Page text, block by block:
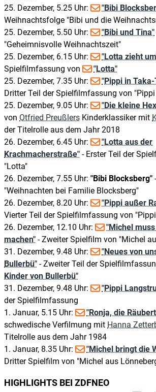
25. Dezember, 5.25 Uhr:
"Bibi
Weihnachtsfolge "Bibi und die
25. Dezember, 5.50 Uhr:
"Bibi und Tina"
"Geheimnisvolle Weihnachtszeit"
25. Dezember, 6.15 Uhr:
"Lotta zieht
Spielfilmfassung von
"Lotta"
25. Dezember, 7.35 Uhr:
"Pippi in
Dritter Teil der Spielfilmfassung von
25. Dezember, 9.05 Uhr:
"Die kleine
von Otfried Preußlers Kinderklassiker mit
der Titelrolle aus dem Jahr 2018
26. Dezember, 6.45 Uhr:
"Lotta aus der
Krachmacherstraße" - Erster Teil der
"Lotta"
26. Dezember, 7.55 Uhr: "Bibi Blocksberg"
"Weihnachten bei Familie Blocksberg"
26. Dezember, 8.20 Uhr:
"Pippi außer
Vierter Teil der Spielfilmfassung von
26. Dezember, 12.10 Uhr:
"Michel
machen" - Zweiter Spielfilm von "Michel
31. Dezember, 9.48 Uhr:
"Neues von
Bullerbü" - Zweiter Teil der
Kinder von Bullerbü"
31. Dezember, 9.48 Uhr:
"Pippi
der Spielfilmfassung
1. Januar, 5.15 Uhr:
"Ronja, die
schwedische Verfilmung mit Hanna
Titelrolle aus dem Jahr 1984
1. Januar, 8.35 Uhr:
"Michel bringt die
Dritter Spielfilm von "Michel aus
HIGHLIGHTS BEI ZDFNEO